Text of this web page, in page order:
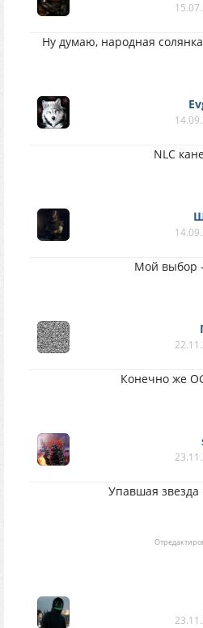
Ну думаю, народная
NLC
Мой выбор
Конечно же
Упавшая звезда